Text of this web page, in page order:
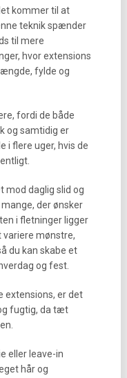
kommer til at
teknik spænder
til mere
hvor extensions
fylde og
fordi de både
og samtidig er
i flere uger, hvis de
mod daglig slid og
der ønsker
i fletninger ligger
variere mønstre,
du kan skabe et
og fest.
extensions, er det
fugtig, da tæt
eller leave-in
hår og